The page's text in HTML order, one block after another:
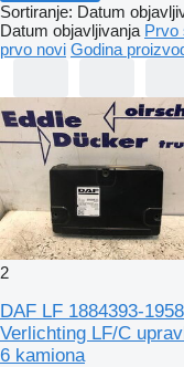
Sortiranje: Datum
Datum objavljivanja Prvo
prvo novi Godina
2
DAF LF 1884393-
Verlichting LF/C
6 kamiona